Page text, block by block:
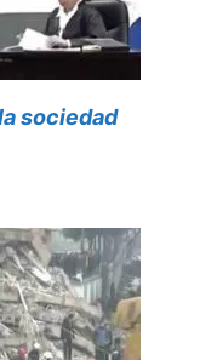
sociedad